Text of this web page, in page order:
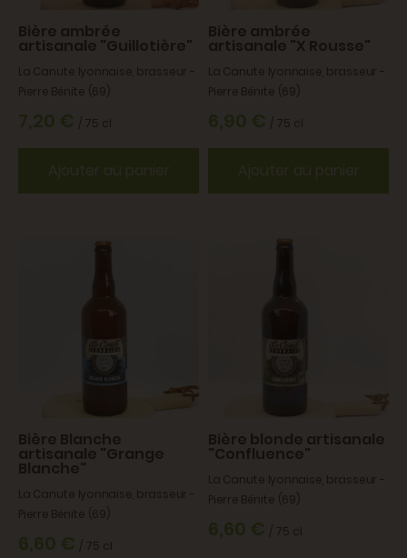
Bière ambrée
artisanale "Guillotière"
La Canute lyonnaise, brasseur -
Pierre Bénite (69)
7,20 € / 75 cl
Ajouter au panier
Bière ambrée
artisanale "X Rousse"
La Canute lyonnaise, brasseur -
Pierre Bénite (69)
6,90 € / 75 cl
Ajouter au panier
Bière Blanche
artisanale "Grange
Blanche"
La Canute lyonnaise, brasseur -
Pierre Bénite (69)
6,60 € / 75 cl
Bière blonde artisanale
"Confluence"
La Canute lyonnaise, brasseur -
Pierre Bénite (69)
6,60 € / 75 cl